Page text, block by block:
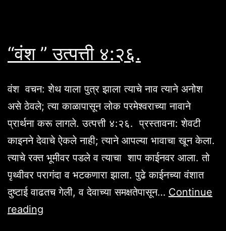
“वंश ” उत्पत्ती ४:२६.
वंश वचन: शेथ याला पुत्र झाला त्याचे नाव त्याने अनोश
असे ठेवले; त्या काळापासून लोक परमेश्वराच्या नावाने
प्रार्थना करू लागले. उत्पत्ती ४:२६. प्रस्तावना: शेवटी
काइनने देवाचे ऐकले नाही; त्याने आपल्या भावाचा खून केला.
त्याचे रक्त भूमीवर पडले व त्याचा शाप काईनवर आला. तो
पृथ्वीवर परागंदा व भटकणारा झाला. पुढे काईनच्या वंशात
दुष्टाई वाढतच गेली, व देवाच्या समक्षतेपासून… Continue
reading